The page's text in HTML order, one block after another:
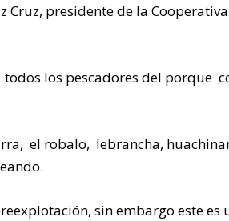
presidente de la
los pescadores del porque
el robalo, lebrancha,
sin embargo este es